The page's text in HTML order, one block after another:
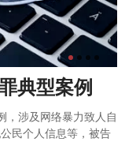
典型案例
，涉及网络暴力致人自
民个人信息等，被告